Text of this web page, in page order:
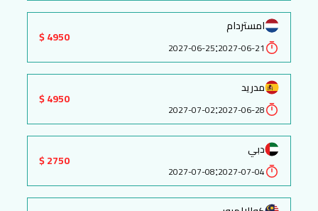
امستردام
2027-06-21
:
2027-06-25
4950 $
مدريد
2027-06-28
:
2027-07-02
4950 $
دبي
2027-07-04
:
2027-07-08
2750 $